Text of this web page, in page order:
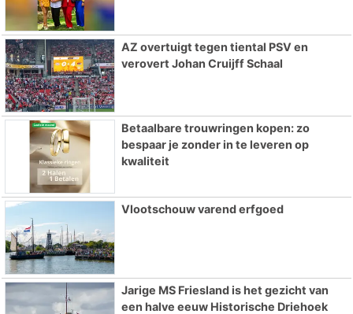
AZ overtuigt tegen tiental PSV en
verovert Johan Cruijff Schaal
Betaalbare trouwringen kopen: zo
bespaar je zonder in te leveren op
kwaliteit
Vlootschouw varend erfgoed
Jarige MS Friesland is het gezicht van
een halve eeuw Historische Driehoek